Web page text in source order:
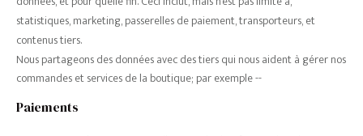
statistiques, marketing, passerelles de paiement, transporteurs, et
contenus tiers.
Nous partageons des données avec des tiers qui nous aident à gérer nos
commandes et services de la boutique; par exemple --
Paiements